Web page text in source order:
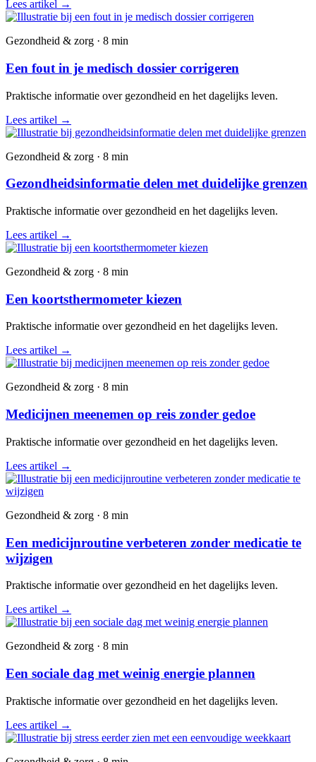
Lees artikel →
Gezondheid & zorg · 8 min
Een fout in je medisch dossier corrigeren
Praktische informatie over gezondheid en het dagelijks leven.
Lees artikel →
Gezondheid & zorg · 8 min
Gezondheidsinformatie delen met duidelijke grenzen
Praktische informatie over gezondheid en het dagelijks leven.
Lees artikel →
Gezondheid & zorg · 8 min
Een koortsthermometer kiezen
Praktische informatie over gezondheid en het dagelijks leven.
Lees artikel →
Gezondheid & zorg · 8 min
Medicijnen meenemen op reis zonder gedoe
Praktische informatie over gezondheid en het dagelijks leven.
Lees artikel →
Gezondheid & zorg · 8 min
Een medicijnroutine verbeteren zonder medicatie te
wijzigen
Praktische informatie over gezondheid en het dagelijks leven.
Lees artikel →
Gezondheid & zorg · 8 min
Een sociale dag met weinig energie plannen
Praktische informatie over gezondheid en het dagelijks leven.
Lees artikel →